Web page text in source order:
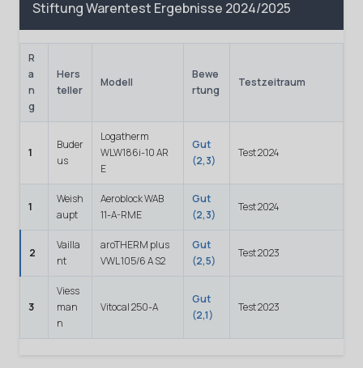
Stiftung Warentest Ergebnisse 2024/2025
R
a
n
g
Hers
teller
Modell
Bewe
rtung
Testzeitraum
1
Buder
us
Logatherm
WLW186i-10 AR
E
Gut
(2,3)
Test 2024
1
Weish
aupt
Aeroblock WAB
11-A-RME
Gut
(2,3)
Test 2024
2
Vailla
nt
aroTHERM plus
VWL 105/6 A S2
Gut
(2,5)
Test 2023
3
Viess
man
n
Vitocal 250-A
Gut
(2,1)
Test 2023